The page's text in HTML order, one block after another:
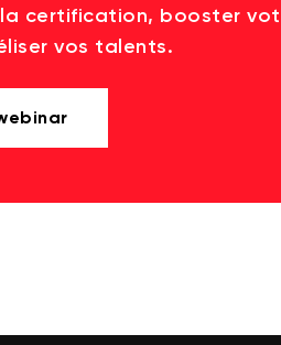
certification, booster
vos talents.